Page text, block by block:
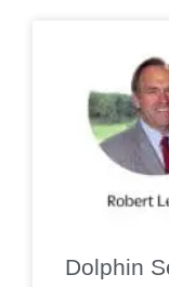
Dolphin